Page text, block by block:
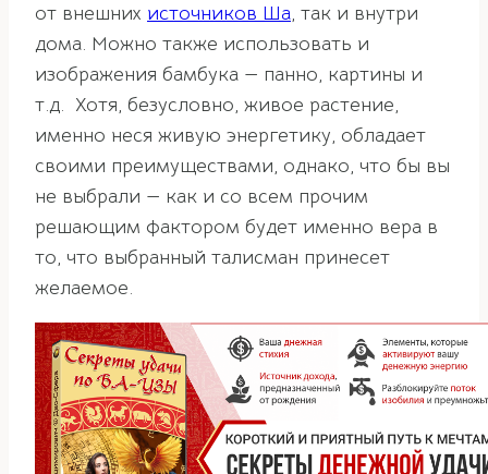
от внешних источников Ша, так и внутри
дома. Можно также использовать и
изображения бамбука — панно, картины и
т.д. Хотя, безусловно, живое растение,
именно неся живую энергетику, обладает
своими преимуществами, однако, что бы вы
не выбрали — как и со всем прочим
решающим фактором будет именно вера в
то, что выбранный талисман принесет
желаемое.